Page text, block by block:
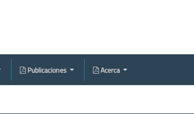
Publicaciones Acerca